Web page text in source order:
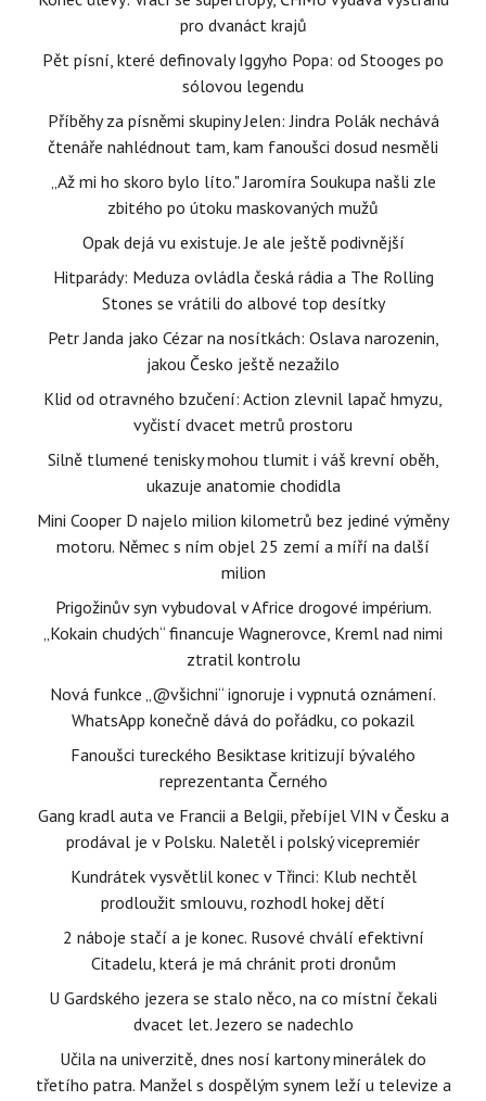
pro dvanáct krajů
Pět písní, které definovaly Iggyho Popa: od Stooges po
sólovou legendu
Příběhy za písněmi skupiny Jelen: Jindra Polák nechává
čtenáře nahlédnout tam, kam fanoušci dosud nesměli
„Až mi ho skoro bylo líto." Jaromíra Soukupa našli zle
zbitého po útoku maskovaných mužů
Opak dejá vu existuje. Je ale ještě podivnější
Hitparády: Meduza ovládla česká rádia a The Rolling
Stones se vrátili do albové top desítky
Petr Janda jako Cézar na nosítkách: Oslava narozenin,
jakou Česko ještě nezažilo
Klid od otravného bzučení: Action zlevnil lapač hmyzu,
vyčistí dvacet metrů prostoru
Silně tlumené tenisky mohou tlumit i váš krevní oběh,
ukazuje anatomie chodidla
Mini Cooper D najelo milion kilometrů bez jediné výměny
motoru. Němec s ním objel 25 zemí a míří na další
milion
Prigožinův syn vybudoval v Africe drogové impérium.
„Kokain chudých“ financuje Wagnerovce, Kreml nad nimi
ztratil kontrolu
Nová funkce „@všichni“ ignoruje i vypnutá oznámení.
WhatsApp konečně dává do pořádku, co pokazil
Fanoušci tureckého Besiktase kritizují bývalého
reprezentanta Černého
Gang kradl auta ve Francii a Belgii, přebíjel VIN v Česku a
prodával je v Polsku. Naletěl i polský vicepremiér
Kundrátek vysvětlil konec v Třinci: Klub nechtěl
prodloužit smlouvu, rozhodl hokej dětí
2 náboje stačí a je konec. Rusové chválí efektivní
Citadelu, která je má chránit proti dronům
U Gardského jezera se stalo něco, na co místní čekali
dvacet let. Jezero se nadechlo
Učila na univerzitě, dnes nosí kartony minerálek do
třetího patra. Manžel s dospělým synem leží u televize a